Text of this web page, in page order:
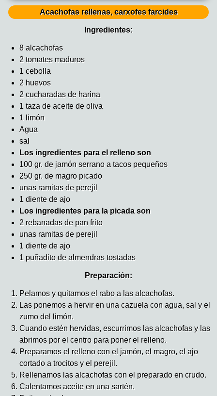
Acachofas rellenas, carxofes farcides
Ingredientes:
8 alcachofas
2 tomates maduros
1 cebolla
2 huevos
2 cucharadas de harina
1 taza de aceite de oliva
1 limón
Agua
sal
Los ingredientes para el relleno son
100 gr. de jamón serrano a tacos pequeños
250 gr. de magro picado
unas ramitas de perejil
1 diente de ajo
Los ingredientes para la picada son
2 rebanadas de pan frito
unas ramitas de perejil
1 diente de ajo
1 puñadito de almendras tostadas
Preparación:
Pelamos y quitamos el rabo a las alcachofas.
Las ponemos a hervir en una cazuela con agua, sal y el
zumo del limón.
Cuando estén hervidas, escurrimos las alcachofas y las
abrimos por el centro para poner el relleno.
Preparamos el relleno con el jamón, el magro, el ajo
cortado a trocitos y el perejil.
Rellenamos las alcachofas con el preparado en crudo.
Calentamos aceite en una sartén.